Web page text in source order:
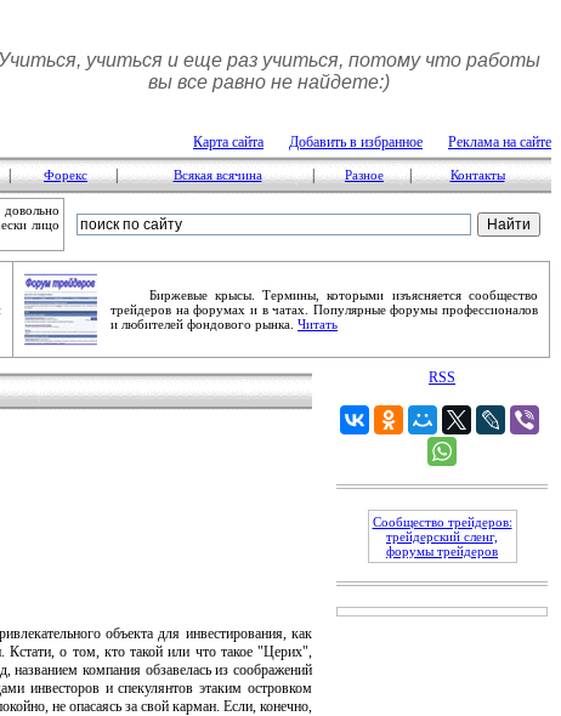
учиться и еще раз учиться, потому что работы
вы все равно не найдете:)
Карта сайта Добавить в избранное Реклама на сайте
Форекс Всякая всячина Разное Контакты
лицо
Биржевые крысы. Термины, которыми изъясняется сообщество
трейдеров на форумах и в чатах. Популярные форумы профессионалов
и любителей фондового рынка. Читать
объекта для инвестирования, как
Кстати, о том, кто такой или что такое "Церих",
компания обзавелась из соображений
инвесторов и спекулянтов этаким островком
не опасаясь за свой карман. Если, конечно,
RSS
Сообщество трейдеров:
трейдерский сленг,
форумы трейдеров